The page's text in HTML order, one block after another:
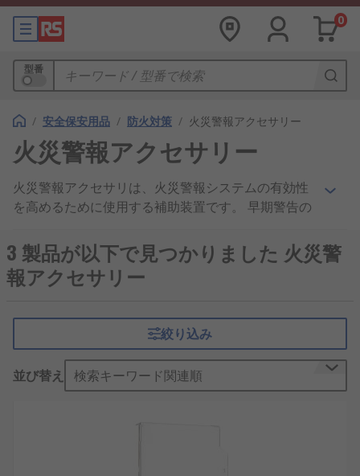
0
型番
/ 安全保安用品 / 防火対策 / 火災警報アクセサリー
火災警報アクセサリー
火災警報アクセサリは、火災警報システムの有効性
を高めるために使用する補助装置です。 早期警告の
うにするために、さまざまな役割を果たします。
消火器アクセサリは何に使用しま
火災警報アクセサリは、さまざまな環境、たとえば
学校、 オフィス、 レストラン ホテルおよび個人宅
などで使用されています。
非常ボタンを 例にとると、 建物の中にいる人が、
3 製品が以下で見つかりました 火災警
報アクセサリー
絞り込み
並び替え 検索キーワード関連順